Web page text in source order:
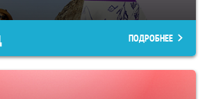
ПОДРОБНЕЕ